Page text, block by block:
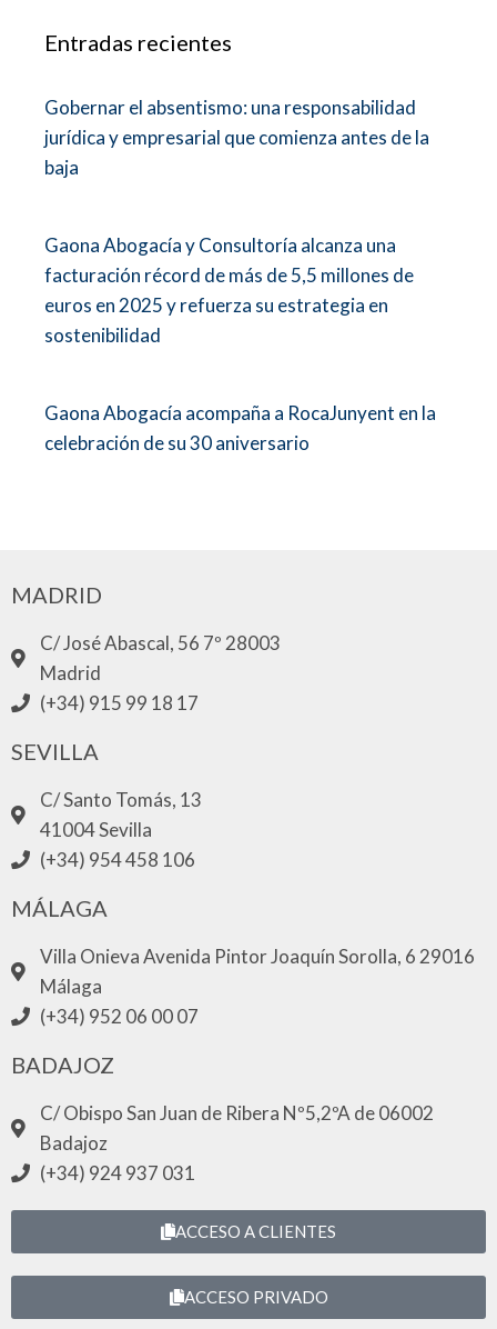
Entradas recientes
Gobernar el absentismo: una responsabilidad
jurídica y empresarial que comienza antes de la
baja
Gaona Abogacía y Consultoría alcanza una
facturación récord de más de 5,5 millones de
euros en 2025 y refuerza su estrategia en
sostenibilidad
Gaona Abogacía acompaña a RocaJunyent en la
celebración de su 30 aniversario
MADRID
C/ José Abascal, 56 7º 28003
Madrid
(+34) 915 99 18 17
SEVILLA
C/ Santo Tomás, 13
41004 Sevilla
(+34) 954 458 106
MÁLAGA
Villa Onieva Avenida Pintor Joaquín Sorolla, 6 29016
Málaga
(+34) 952 06 00 07
BADAJOZ
C/ Obispo San Juan de Ribera Nº5,2ºA de 06002
Badajoz
(+34) 924 937 031
ACCESO A CLIENTES
ACCESO PRIVADO